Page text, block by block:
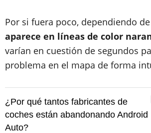
Por si fuera poco, dependiendo
aparece en líneas de color
varían en cuestión de segundos
problema en el mapa de forma
¿Por qué tantos fabricantes de
coches están abandonando Android
Auto?